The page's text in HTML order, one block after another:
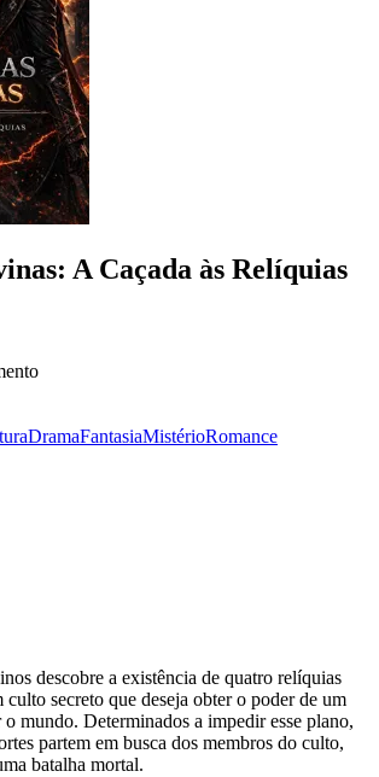
A Caçada às Relíquias
DramaFantasiaMistérioRomance
descobre a existência de quatro relíquias
secreto que deseja obter o poder de um
o mundo. Determinados a impedir esse plano,
partem em busca dos membros do culto,
batalha mortal.